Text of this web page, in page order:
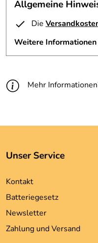
Allgemeine
Die
Weitere
Mehr Informationen
Unser Service
Kontakt
Batteriegesetz
Newsletter
Zahlung und Versand